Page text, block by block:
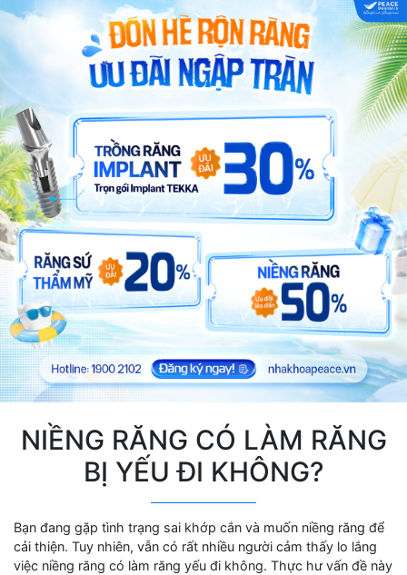
NIỀNG RĂNG CÓ LÀM RĂNG
BỊ YẾU ĐI KHÔNG?
Bạn đang gặp tình trạng sai khớp cắn và muốn niềng răng để
cải thiện. Tuy nhiên, vẫn có rất nhiều người cảm thấy lo lắng
việc niềng răng có làm răng yếu đi không. Thực hư vấn đề này